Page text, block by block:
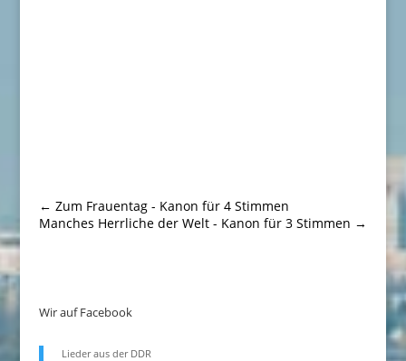
← Zum Frauentag - Kanon für 4 Stimmen
Manches Herrliche der Welt - Kanon für 3 Stimmen →
Wir auf Facebook
Lieder aus der DDR